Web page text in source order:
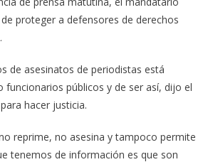
proteger a defensores de derechos
de asesinatos de periodistas está
funcionarios públicos y de ser así, dijo el
hacer justicia.
reprime, no asesina y tampoco permite
tenemos de información es que son